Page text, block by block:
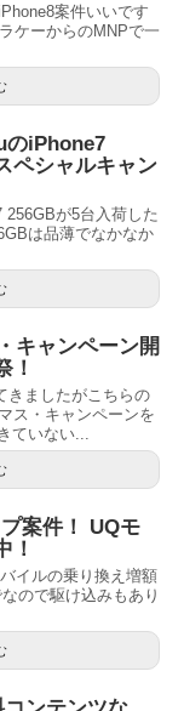
案件いいです
ケーからのMNPで一
のiPhone7
ペシャルキャン
256GBが5台入荷した
は品薄でなかなか
キャンペーン開
！
きましたがこちらの
ス・キャンペーンを
ていない...
案件！ UQモ
！
イルの乗り換え増額
ので駆け込みもあり